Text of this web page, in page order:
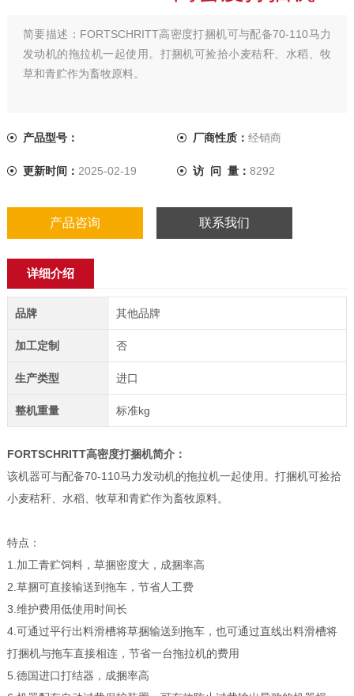
简要描述： FORTSCHRITT高密度打捆机可与配备70-110马力
发动机的拖拉机一起使用。打捆机可捡拾小麦秸秆、水稻、牧
草和青贮作为畜牧原料。
产品型号： 厂商性质： 经销商
更新时间： 2025-02-19 访 问 量： 8292
产品咨询 联系我们
详细介绍
品牌 其他品牌
加工定制 否
生产类型 进口
整机重量 标准kg
FORTSCHRITT高密度打捆机简介：
该机器可与配备70-110马力发动机的拖拉机一起使用。打捆机可捡拾
小麦秸秆、水稻、牧草和青贮作为畜牧原料。
特点：
1.加工青贮饲料，草捆密度大，成捆率高
2.草捆可直接输送到拖车，节省人工费
3.维护费用低使用时间长
4.可通过平行出料滑槽将草捆输送到拖车，也可通过直线出料滑槽将
打捆机与拖车直接相连，节省一台拖拉机的费用
5.德国进口打结器，成捆率高